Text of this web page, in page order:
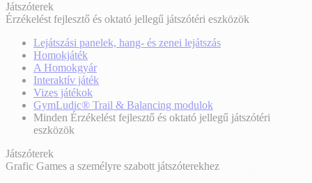
Játszóterek
Érzékelést fejlesztő és oktató jellegű játszótéri eszközök
Lejátszási panelek, hang- és zenei lejátszás
Homokjáték
A Homokgyár
Interaktív játék
Vizes játékok
GymLudic® Trail & Balancing modulok
Minden Érzékelést fejlesztő és oktató jellegű játszótéri
eszközök
Játszóterek
Grafic Games a személyre szabott játszóterekhez